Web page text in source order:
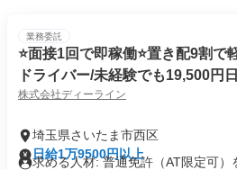
業務委託
⭐️面接1回で即稼働⭐️置き配9割で
ドライバー/未経験でも19,500円
円超
株式会社ディーライン
埼玉県さいたま市西区
日給1万9500円以上
求める人材: 普通免許（AT限定可